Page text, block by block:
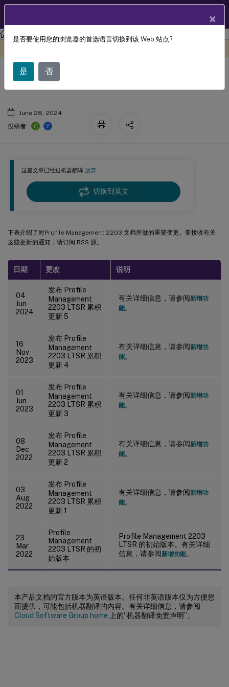
Profile Management Profile Management 2203
这篇文章已经过机器翻译.放弃
切换到英文
下表介绍了对Profile Management 2203 文档所做的重要变更。要接收有关
这些更新的通知，请订阅 RSS 源。
日期 更改 说明
04
Jun
2024
发布 Profile
Management
2203 LTSR 累积
更新 5
有关详细信息，请参阅新增功
能。
16
Nov
2023
发布 Profile
Management
2203 LTSR 累积
更新 4
有关详细信息，请参阅新增功
能。
01
Jun
2023
发布 Profile
Management
2203 LTSR 累积
更新 3
有关详细信息，请参阅新增功
能。
08
Dec
2022
发布 Profile
Management
2203 LTSR 累积
更新 2
有关详细信息，请参阅新增功
能。
03
Aug
2022
发布 Profile
Management
2203 LTSR 累积
更新 1
有关详细信息，请参阅新增功
能。
23
Mar
2022
Profile
Management
2203 LTSR 的初
始版本
Profile Management 2203
LTSR 的初始版本。有关详细
信息，请参阅新增功能。
本产品文档的官方版本为英语版本。任何非英语版本仅为方便您
而提供，可能包括机器翻译的内容。有关详细信息，请参阅
Cloud Software Group home 上的“机器翻译免责声明”。
Profile Management 文档历史记录
June 28, 2024
投稿者:
C Y
×
是否要使用您的浏览器的首选语言切换到该 Web 站点?
是 否